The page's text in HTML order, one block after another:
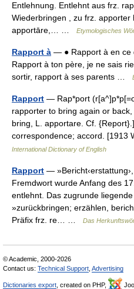
Entlehnung. Entlehnt aus frz.
Wiederbringen , zu frz. apporter
apportāre,… …
Etymologisches
Rapport à — ● Rapport à en ce
Rapport à ton père, je ne sais
sortir, rapport à ses parents …
Rapport — Rap*port
rapporter to bring again or
bring, L. apportare. Cf.
correspondence; accord.
International Dictionary of English
Rapport —
Fremdwort wurde Anfang des
entlehnt. Das zugrunde
»zurückbringen; erzählen,
Präfix frz. re… …
Das
© Academic, 2000-2026
Contact us: Technical Support Advertising
Dictionaries export , created on PHP,